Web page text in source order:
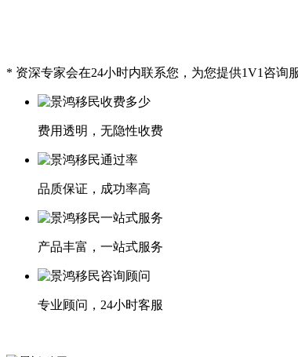
* 资深专家会在24小时内联系您，为您提供1V1咨询
费用透明，无隐性收费
品质保证，成功率高
产品丰富，一站式服务
专业顾问，24小时客服